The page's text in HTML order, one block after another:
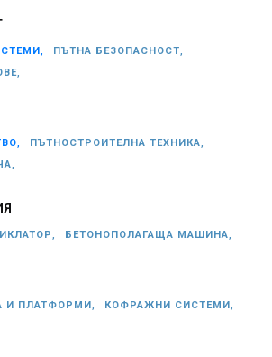
ПЪТНА БЕЗОПАСНОСТ,
ПЪТНОСТРОИТЕЛНА ТЕХНИКА,
БЕТОНОПОЛАГАЩА МАШИНА,
И ПЛАТФОРМИ, КОФРАЖНИ СИСТЕМИ,